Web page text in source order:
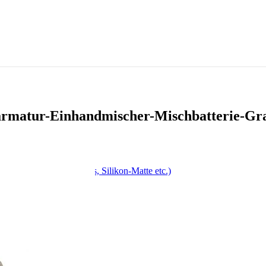
Drehspieß, Antihaft-Fass, Silikon-Matte etc.)
Einhandmischer-Mischbatterie-